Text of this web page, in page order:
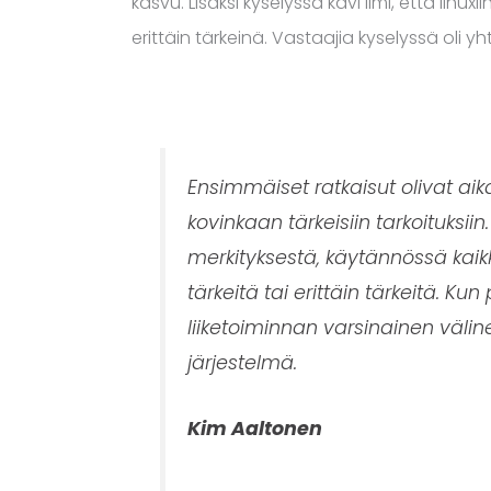
erittäin tärkeinä. Vastaajia kyselyssä oli
Ensimmäiset ratkaisut olivat
kovinkaan tärkeisiin
merkityksestä, käytännössä
tärkeitä tai erittäin tärkeitä.
liiketoiminnan varsinainen
järjestelmä.
Kim Aaltonen